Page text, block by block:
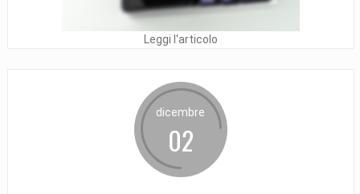
Leggi l'articolo
dicembre
02